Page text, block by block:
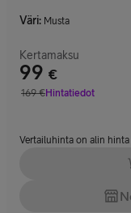
Väri: Musta
Kertamaksu
99 €
Hinta 99 €
169€
Vertailuhinta 169 €
Hintatiedot
Vertailuhinta on alin hinta